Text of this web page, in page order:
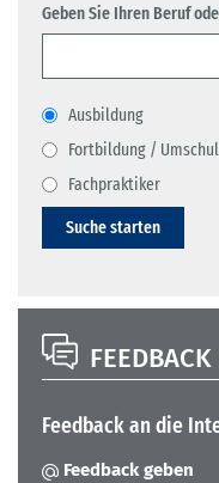
Geben Sie Ihren Beruf
Ausbildung
Fortbildung /
Fachpraktiker
Suche starten
FEEDBACK
Feedback an die
Feedback geben